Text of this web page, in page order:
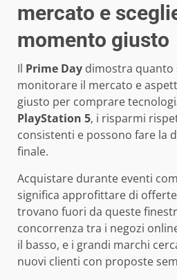
mercato e
momento giusto
Il Prime Day dimostra
monitorare il mercato e
giusto per comprare
PlayStation 5, i risparmi
consistenti e possono fare la
finale.
Acquistare durante eventi
significa approfittare di
trovano fuori da queste
concorrenza tra i negozi
il basso, e i grandi marchi
nuovi clienti con proposte